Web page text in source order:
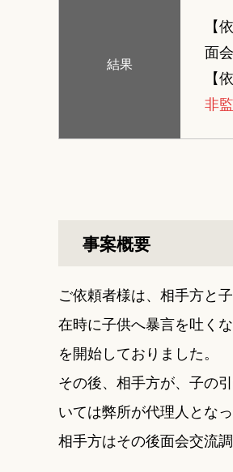
結果
【
面
【
非
事案概要
ご依頼者様は、相手方と
在時に子供へ暴言を吐く
を開始しておりました。
その後、相手方が、子の
いては弊所が代理人とな
相手方はその後面会交流